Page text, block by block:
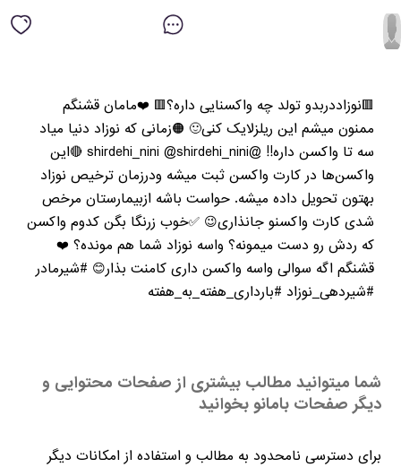
🟥نوزاددربدو تولد چه واکسنایی داره؟🟥 ❤️مامان قشنگم
ممنون میشم این ریلزلایک کنی🙂 🟠زمانی که نوزاد دنیا میاد
سه تا واکسن داره!! @shirdehi_nini @shirdehi_nini 🔴این
واکسن‌ها در کارت واکسن ثبت میشه ودرزمان ترخیص نوزاد
بهتون تحویل داده میشه. حواست باشه ازبیمارستان مرخص
شدی کارت واکسنو جانذاری😉 ✅خوب زرنگا بگن کدوم واکسن
که ردش رو دست میمونه؟ واسه نوزاد شما هم مونده؟ ❤️
قشنگم اگه سوالی واسه واکسن داری کامنت بذار😊 #شیرمادر
#شیردهی_نوزاد #بارداری_هفته_به_هفته
شما میتوانید مطالب بیشتری از صفحات محتوایی و
دیگر صفحات بامانو بخوانید
برای دسترسی نامحدود به مطالب و استفاده از امکانات دیگر